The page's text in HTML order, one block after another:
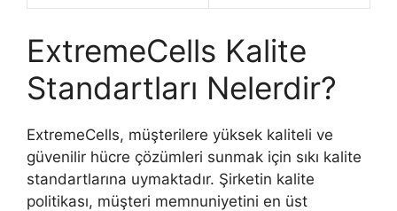
ExtremeCells Kalite
Standartları Nelerdir?
ExtremeCells, müşterilere yüksek kaliteli ve
güvenilir hücre çözümleri sunmak için sıkı kalite
standartlarına uymaktadır. Şirketin kalite
politikası, müşteri memnuniyetini en üst